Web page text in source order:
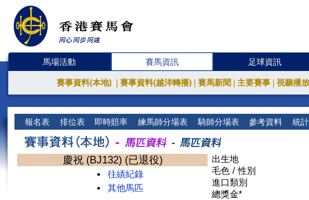
馬場活動 賽馬資訊 足球資訊
賽事資料(本地) 賽事資料(越洋轉播) 賽馬新聞 主要賽事 視聽播
報名表 排位表 即時賠率 練馬師分場表 騎師分場表 參考資料 統
慶祝 (BJ132) (已退役)
往績紀錄
其他馬匹
出生地
毛色 / 性別
進口類別
總獎金*